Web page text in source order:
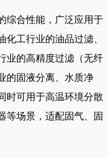
综合性能，广泛应用于
工行业的油品过滤、
业的高精度过滤（无纤
的固液分离、水质净
时可用于高温环境分散
等场景，适配固气、固